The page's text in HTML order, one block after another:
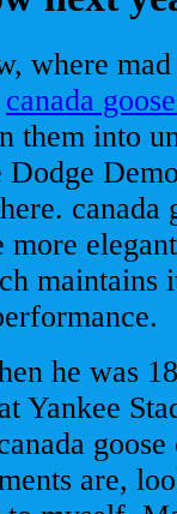
where
canada
them into
canada
more
maintains
he was
Yankee
are,